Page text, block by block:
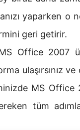
yaparken o
geri getirir.
Office 2007
ulaşırsınız ve
MS Office
tüm